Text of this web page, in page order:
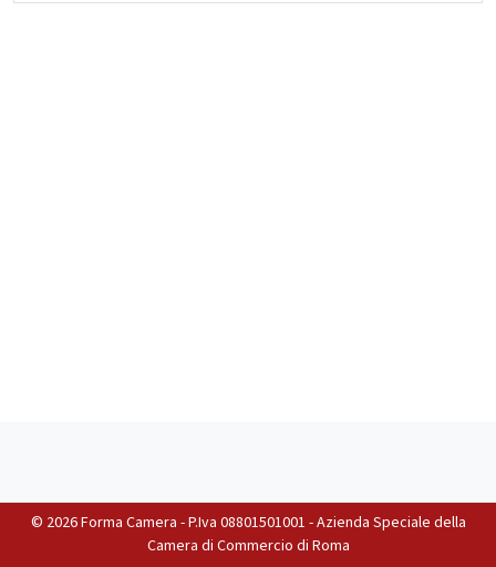
© 2026 Forma Camera - P.Iva 08801501001 - Azienda Speciale della
Camera di Commercio di Roma